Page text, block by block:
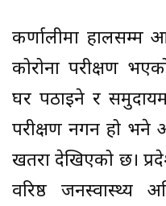
कर्णालीमा हालसम्म
कोरोना परीक्षण
घर पठाइने र
परीक्षण नगर्ने हो
खतरा देखिएको छ।
वरिष्ठ जनस्वास्थ्य